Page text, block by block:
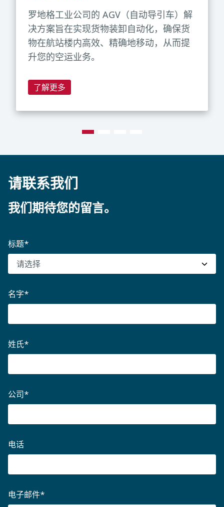
罗地格工业公司的 AGV（自动导引车）解
决方案旨在实现货物装卸自动化，确保货
物在航站楼内高效、精确地移动，从而提
升您的空运业务。
了解更多
请联系我们
我们期待您的留言。
标题*
名字*
姓氏*
公司*
电话
电子邮件*